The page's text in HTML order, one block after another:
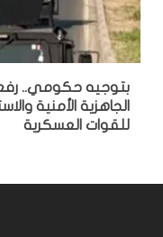
بتوجيه حكومي..
الجاهزية الأمنية
للقوات العسكرية